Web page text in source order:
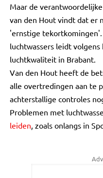
Maar de
van den Hout vindt dat er
'ernstige
luchtwassers leidt
luchtkwaliteit in Brabant.
Van den Hout heeft de
alle overtredingen aan te
achterstallige controles
Problemen met
leiden, zoals onlangs in